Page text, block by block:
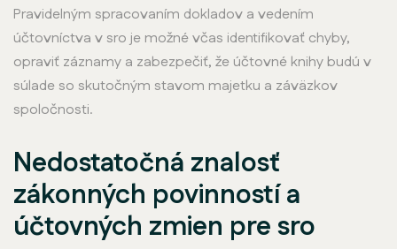
Pravidelným spracovaním dokladov a vedením
účtovníctva v sro je možné včas identifikovať chyby,
opraviť záznamy a zabezpečiť, že účtovné knihy budú v
súlade so skutočným stavom majetku a záväzkov
spoločnosti.
Nedostatočná znalosť
zákonných povinností a
účtovných zmien pre sro